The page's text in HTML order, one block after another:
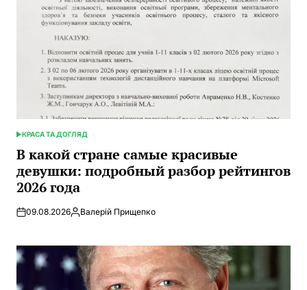
ОПУБЛИКОВАНО
В
КРАСА ТА ДОГЛЯД
В какой стране самые красивые
девушки: подробный разбор рейтингов
2026 года
09.08.2026Запись
Валерій Прищепко